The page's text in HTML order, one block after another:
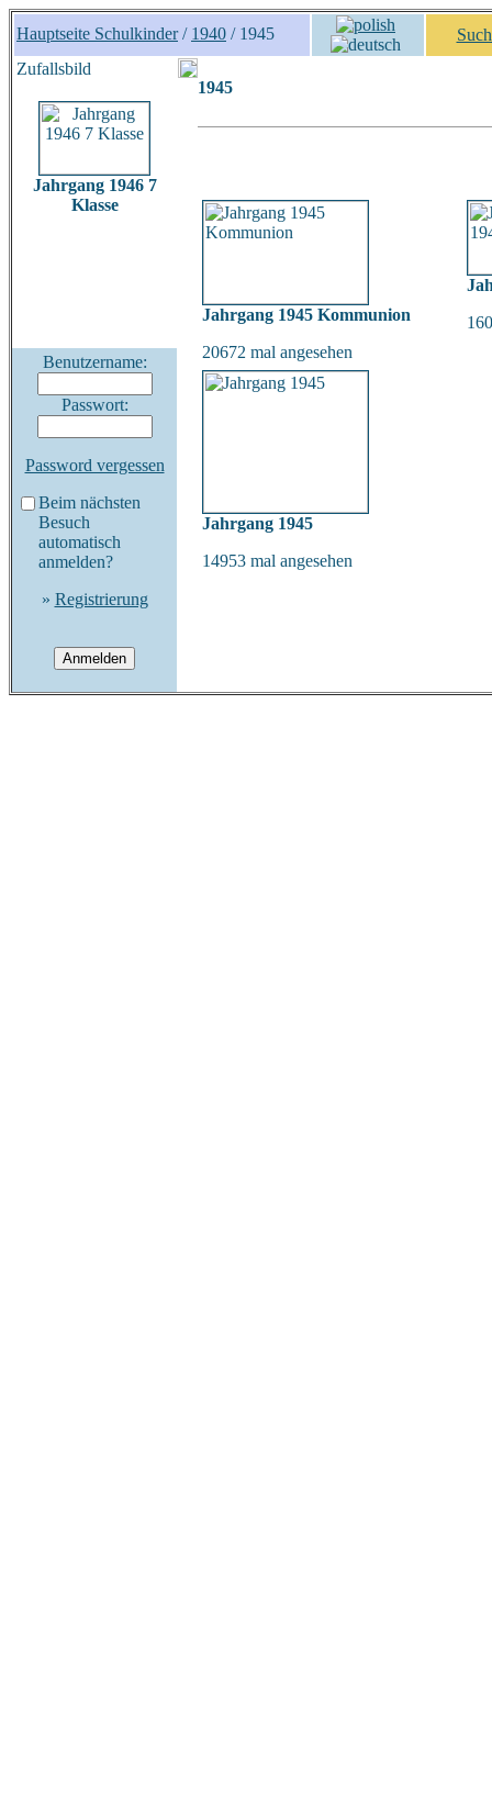
Hauptseite Schulkinder/ 1940 / 1945
Zufallsbild
Jahrgang 1946 7
Klasse
Benutzername:
Passwort:
Password vergessen
Beim nächsten
Besuch
automatisch
anmelden?
» Registrierung
1945
Jahrgang 1945 Kommunion
20672 mal angesehen
Jahrgang 1945
14953 mal angesehen